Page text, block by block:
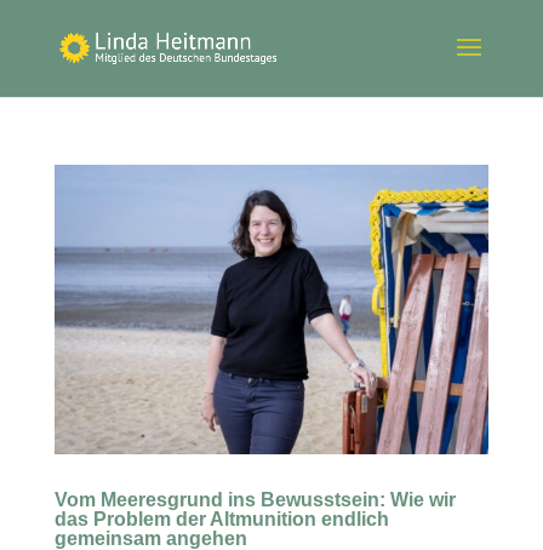
Vom Meeresgrund ins Bewusstsein: Wie wir
das Problem der Altmunition endlich
gemeinsam angehen